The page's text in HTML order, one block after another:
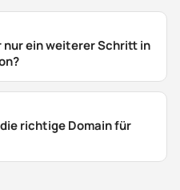
nur ein weiterer Schritt in
richtige Domain für